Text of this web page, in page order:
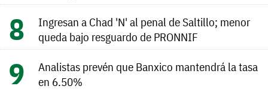
Ingresan a Chad 'N' al penal de Saltillo; menor
queda bajo resguardo de PRONNIF
Analistas prevén que Banxico mantendrá la tasa
en 6.50%